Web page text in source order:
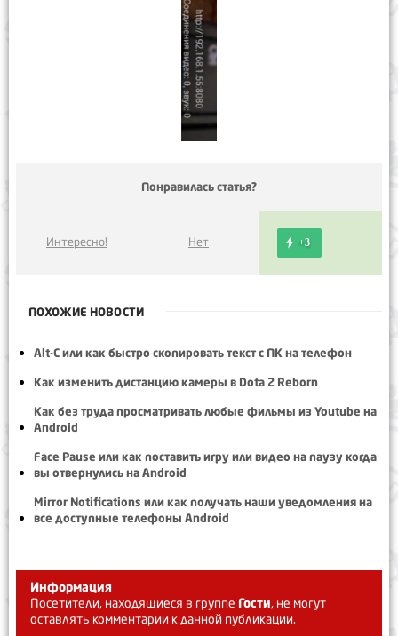
Понравилась статья?
Интересно! Нет +3
ПОХОЖИЕ НОВОСТИ
Alt-C или как быстро скопировать текст с ПК на телефон
Как изменить дистанцию камеры в Dota 2 Reborn
Как без труда просматривать любые фильмы из Youtube на
Android
Face Pause или как поставить игру или видео на паузу когда
вы отвернулись на Android
Mirror Notifications или как получать наши уведомления на
все доступные телефоны Android
Информация
Посетители, находящиеся в группе Гости, не могут
оставлять комментарии к данной публикации.